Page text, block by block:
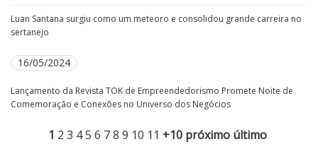
Luan Santana surgiu como um meteoro e consolidou grande carreira no
sertanejo
16/05/2024
Lançamento da Revista TOK de Empreendedorismo Promete Noite de
Comemoração e Conexões no Universo dos Negócios
1 2 3 4 5 6 7 8 9 10 11 +10 próximo último